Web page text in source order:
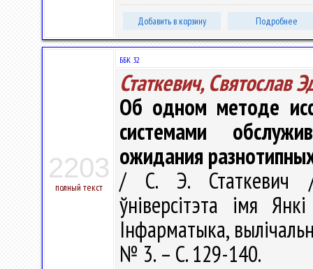
Добавить в корзину Подробнее
2203
полный текст
ББК 32
Статкевич, Святослав
Об одном методе
системами
ожидания
/ С. Э. Статкевич //
ўніверсітэта імя
Інфарматыка,
№ 3. – С. 129-140.